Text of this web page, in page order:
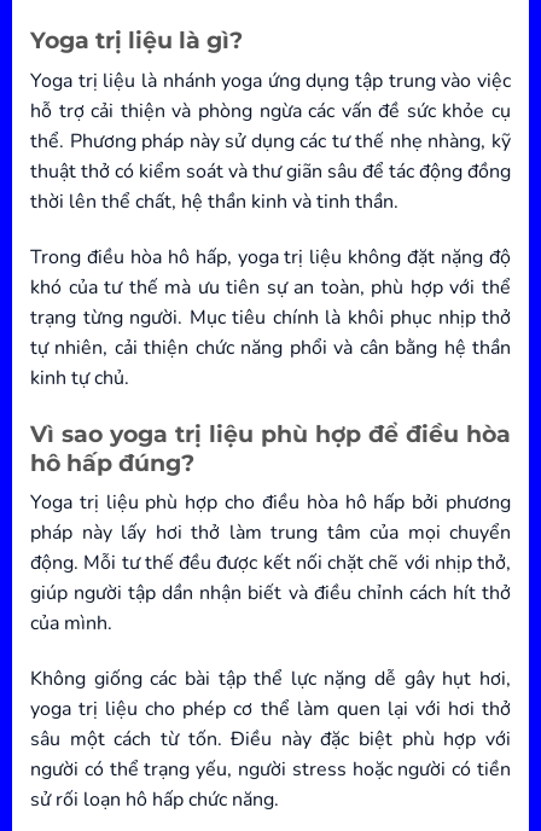
Yoga trị liệu là gì?
Yoga trị liệu là nhánh yoga ứng dụng tập trung vào việc
hỗ trợ cải thiện và phòng ngừa các vấn đề sức khỏe cụ
thể. Phương pháp này sử dụng các tư thế nhẹ nhàng, kỹ
thuật thở có kiểm soát và thư giãn sâu để tác động đồng
thời lên thể chất, hệ thần kinh và tinh thần.
Trong điều hòa hô hấp, yoga trị liệu không đặt nặng độ
khó của tư thế mà ưu tiên sự an toàn, phù hợp với thể
trạng từng người. Mục tiêu chính là khôi phục nhịp thở
tự nhiên, cải thiện chức năng phổi và cân bằng hệ thần
kinh tự chủ.
Vì sao yoga trị liệu phù hợp để điều hòa
hô hấp đúng?
Yoga trị liệu phù hợp cho điều hòa hô hấp bởi phương
pháp này lấy hơi thở làm trung tâm của mọi chuyển
động. Mỗi tư thế đều được kết nối chặt chẽ với nhịp thở,
giúp người tập dần nhận biết và điều chỉnh cách hít thở
của mình.
Không giống các bài tập thể lực nặng dễ gây hụt hơi,
yoga trị liệu cho phép cơ thể làm quen lại với hơi thở
sâu một cách từ tốn. Điều này đặc biệt phù hợp với
người có thể trạng yếu, người stress hoặc người có tiền
sử rối loạn hô hấp chức năng.